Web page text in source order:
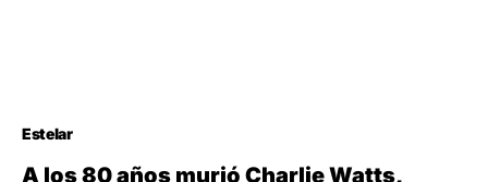
Estelar
A los 80 años murió Charlie Watts,